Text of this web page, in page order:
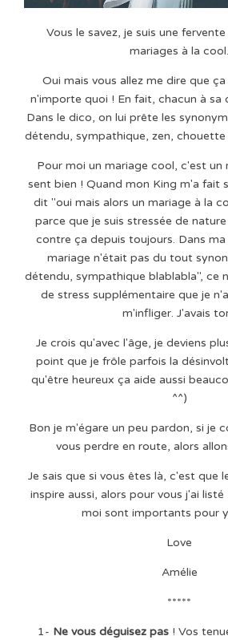
Vous le savez, je suis une
mariages à la cool.
Oui mais vous allez me dire que
n'importe quoi ! En fait, chacun à sa
Dans le dico, on lui prête les
détendu, sympathique, zen, chouette
Pour moi un mariage cool, c'est un
sent bien ! Quand mon King m'a fait
dit "oui mais alors un mariage à la
parce que je suis stressée de
contre ça depuis toujours. Dans
mariage n'était pas du tout
détendu, sympathique blablabla", ce
de stress supplémentaire que je
m'infliger. J'avais
Je crois qu'avec l'âge, je deviens
point que je frôle parfois la
qu'être heureux ça aide aussi
^^)
Bon je m'égare un peu pardon, si je
vous perdre en route, alors
Je sais que si vous êtes là, c'est que
inspire aussi, alors pour vous j'ai
moi sont importants pour
Love
Amélie
*****
1- Ne vous déguisez pas! Vos